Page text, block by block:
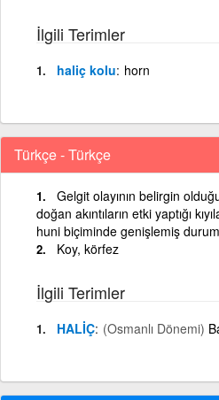
İlgili Terimler
haliç kolu horn
Türkçe - Türkçe
Gelgit olayının belirgin
doğan akıntıların etki yaptığı
huni biçiminde genişlemiş
Koy, körfez
İlgili Terimler
HALİÇ (Osmanlı Dönemi)